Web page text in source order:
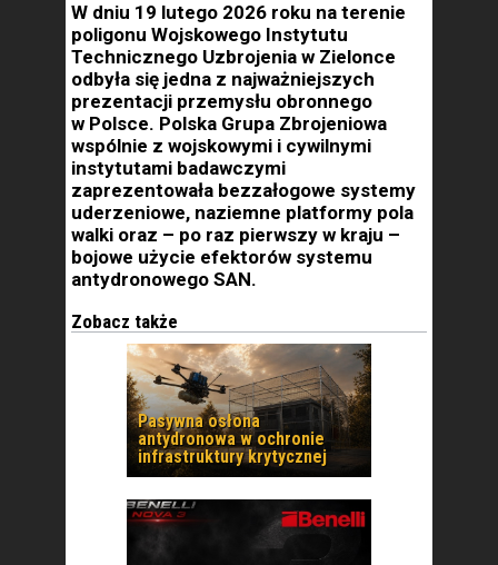
W dniu 19 lutego 2026 roku na terenie
poligonu Wojskowego Instytutu
Technicznego Uzbrojenia w Zielonce
odbyła się jedna z najważniejszych
prezentacji przemysłu obronnego
w Polsce. Polska Grupa Zbrojeniowa
wspólnie z wojskowymi i cywilnymi
instytutami badawczymi
zaprezentowała bezzałogowe systemy
uderzeniowe, naziemne platformy pola
walki oraz – po raz pierwszy w kraju –
bojowe użycie efektorów systemu
antydronowego SAN.
Zobacz także
Pasywna osłona
antydronowa w ochronie
infrastruktury krytycznej